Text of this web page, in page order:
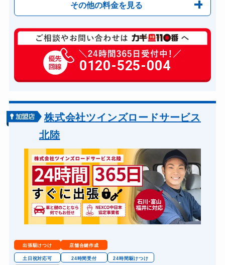
その他の料金を見る
玄関カギ修理 6,600円～(税込)
玄関カギ作成 14,300円～(税込)
玄関カギ交換 14,300円～(税込)
バイクカギ開け 13,200円～(税込)
バイクカギ作成
スーツケースカギ開け 8,800円～(税込)
スーツケースカギ作成 8,800円～(税込)
金庫カギ開け 14,300円～(税込)
金庫カギ修理 11,000円～(税込)
金庫カギ交換 11,000円～(税込)
ロッカーカギ開け
ドアノブカギ開け 10,780円～(税込)
0120-525-004
株式会社ツインズロードサービス
北陸
出張駆けつけ 店舗合鍵作成
土日祝対応可 24時間受付 24時間駆けつけ